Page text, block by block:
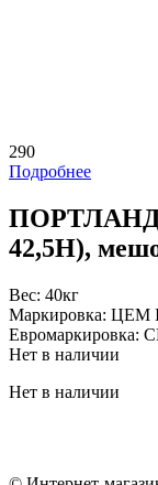
290
Подробнее
42,5H),
Вес: 40кг
Маркировка: ЦЕМ
Евромаркировка:
Нет в наличии
Нет в наличии